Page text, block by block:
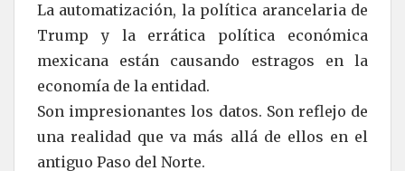
La automatización, la política arancelaria de
Trump y la errática política económica
mexicana están causando estragos en la
economía de la entidad.
Son impresionantes los datos. Son reflejo de
una realidad que va más allá de ellos en el
antiguo Paso del Norte.